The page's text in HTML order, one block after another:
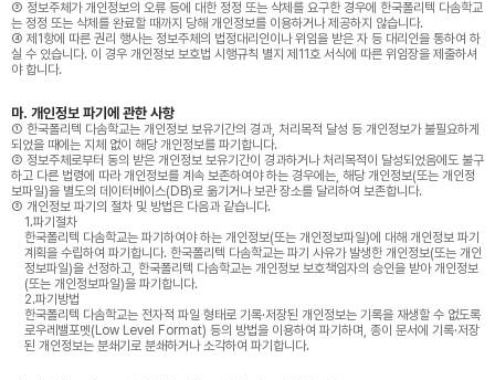
③ 정보주체가 개인정보의 오류 등에 대한 정정 또는 삭제를 요구한 경우에 한국폴리텍 다솜학교
는 정정 또는 삭제를 완료할 때까지 당해 개인정보를 이용하거나 제공하지 않습니다.
④ 제1항에 따른 권리 행사는 정보주체의 법정대리인이나 위임을 받은 자 등 대리인을 통하여 하
실 수 있습니다. 이 경우 개인정보 보호법 시행규칙 별지 제11호 서식에 따른 위임장을 제출하셔
야 합니다.
마. 개인정보 파기에 관한 사항
① 한국폴리텍 다솜학교는 개인정보 보유기간의 경과, 처리목적 달성 등 개인정보가 불필요하게
되었을 때에는 지체 없이 해당 개인정보를 파기합니다.
② 정보주체로부터 동의 받은 개인정보 보유기간이 경과하거나 처리목적이 달성되었음에도 불구
하고 다른 법령에 따라 개인정보를 계속 보존하여야 하는 경우에는, 해당 개인정보(또는 개인정
보파일)을 별도의 데이터베이스(DB)로 옮기거나 보관 장소를 달리하여 보존합니다.
③ 개인정보 파기의 절차 및 방법은 다음과 같습니다.
1.파기절차
한국폴리텍 다솜학교는 파기하여야 하는 개인정보(또는 개인정보파일)에 대해 개인정보 파기
계획을 수립하여 파기합니다. 한국폴리텍 다솜학교는 파기 사유가 발생한 개인정보(또는 개인
정보파일)을 선정하고, 한국폴리텍 다솜학교는 개인정보 보호책임자의 승인을 받아 개인정보
(또는 개인정보파일)을 파기합니다.
2.파기방법
한국폴리텍 다솜학교는 전자적 파일 형태로 기록·저장된 개인정보는 기록을 재생할 수 없도록
로우레밸포멧(Low Level Format) 등의 방법을 이용하여 파기하며, 종이 문서에 기록·저장
된 개인정보는 분쇄기로 분쇄하거나 소각하여 파기합니다.